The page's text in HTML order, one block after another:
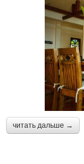
читать дальше →